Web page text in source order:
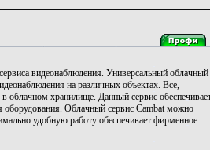
видеонаблюдения. Универсальный облачный
на различных объектах. Все,
облачном хранилище. Данный сервис
Облачный сервис Cambat можно
удобную работу обеспечивает фирменное